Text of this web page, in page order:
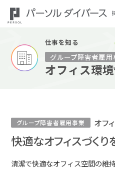
仕事を知る
グループ障害者雇用
オフィス環
グループ障害者雇用事業 オフ
快適なオフィスづくり
清潔で快適なオフィス空間の維